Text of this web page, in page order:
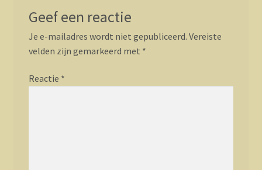
Geef een reactie
Je e-mailadres wordt niet gepubliceerd. Vereiste
velden zijn gemarkeerd met *
Reactie *